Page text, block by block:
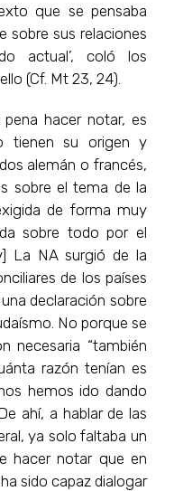
que se pensaba
sobre sus relaciones
actual’, coló los
(Cf. Mt 23, 24).
hacer notar, es
tienen su origen y
alemán o francés,
sobre el tema de la
de forma muy
sobre todo por el
La NA surgió de la
de los países
declaración sobre
No porque se
necesaria “también
razón tenían es
hemos ido dando
ahí, a hablar de las
ya solo faltaba un
hacer notar que en
sido capaz dialogar